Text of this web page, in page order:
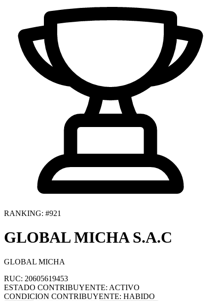
RANKING: #921
GLOBAL MICHA S.A.C
GLOBAL MICHA
RUC: 20605619453
ESTADO CONTRIBUYENTE: ACTIVO
CONDICION CONTRIBUYENTE: HABIDO